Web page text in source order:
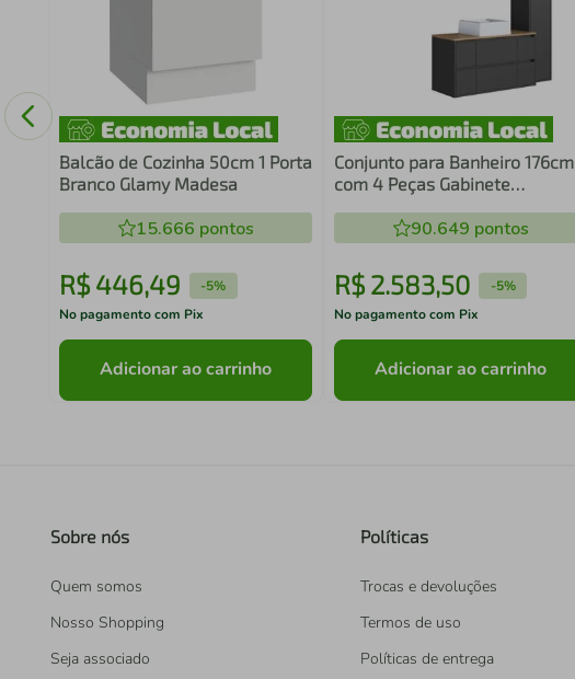
Balcão de Cozinha 50cm 1 Porta
Branco Glamy Madesa
15.666 pontos
R$ 446,49 -5%
No pagamento com Pix
Adicionar ao carrinho
Conjunto para Banheiro 176cm
com 4 Peças Gabinete
Cuba Branca90.649 pontos
R$ 2.583,50 -5%
No pagamento com Pix
Adicionar ao carrinho
Sobre nós
Quem somos
Nosso Shopping
Seja associado
Políticas
Trocas e devoluções
Termos de uso
Políticas de entrega